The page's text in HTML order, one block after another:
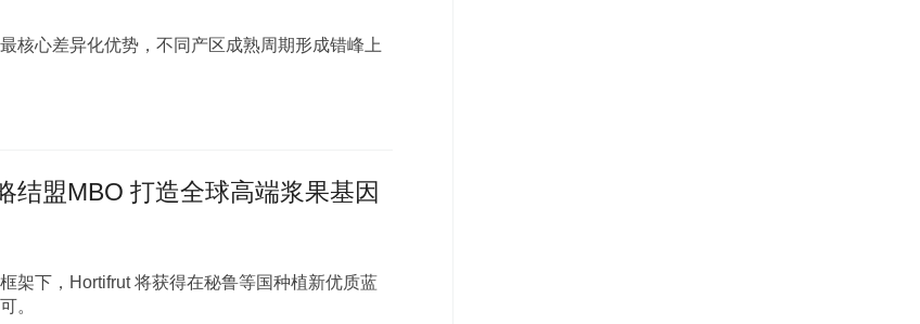
核心差异化优势，不同产区成熟周期形成错峰上
结盟MBO 打造全球高端浆果基因
架下，Hortifrut 将获得在秘鲁等国种植新优质蓝
。